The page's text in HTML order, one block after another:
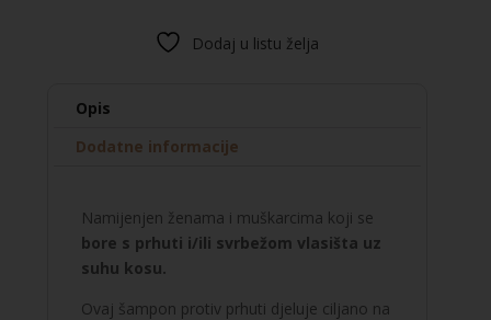
količina
Dodaj u listu želja
Opis
Dodatne informacije
Namijenjen ženama i muškarcima koji se
bore s prhuti i/ili svrbežom vlasišta uz
suhu kosu.
Ovaj šampon protiv prhuti djeluje ciljano na